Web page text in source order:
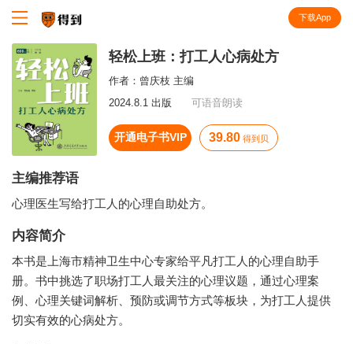
下载App
轻松上班：打工人心病处方
作者： 曾庆枝 主编
2024.8.1 出版
可语音朗读
开通电子书VIP 39.80 得到贝
主编推荐语
心理医生写给打工人的心理自助处方。
内容简介
本书是上海市精神卫生中心专家给平凡打工人的心理自助手
册。书中挑选了职场打工人最关注的心理议题，通过心理案
例、心理关键词解析、预防或调节方式等板块，为打工人提供
切实有效的心病处方。